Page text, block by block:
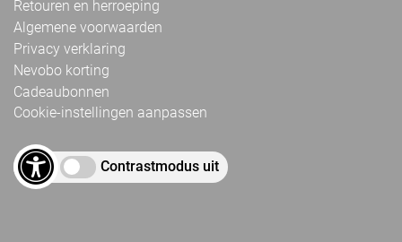
Retouren en herroeping
Algemene voorwaarden
Privacy verklaring
Nevobo korting
Cadeaubonnen
Cookie-instellingen aanpassen
Contrastmodus uit